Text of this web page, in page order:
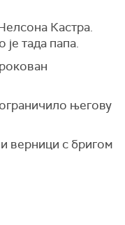
Кастра.
тада папа.
његову
верници с бригом